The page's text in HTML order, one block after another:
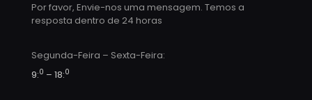
Por favor, Envie-nos uma mensagem. Temos a
resposta dentro de 24 horas
Segunda-Feira – Sexta-Feira:
9:0 – 18:0